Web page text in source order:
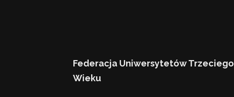
Federacja Uniwersytetów Trzeciego
Wieku